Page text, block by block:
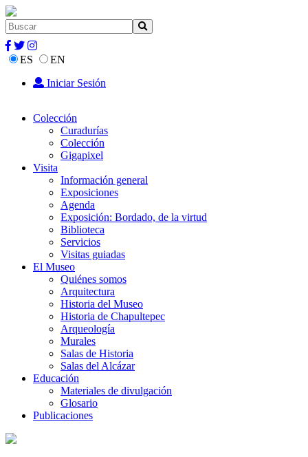
ES
EN
Iniciar Sesión
Colección
Curadurías
Colección
Gigapixel
Visita
Información general
Exposiciones
Agenda
Exposición: Bordado, de la virtud
Biblioteca
Servicios
Visitas guiadas
El Museo
Quiénes somos
Arquitectura
Historia del Museo
Historia de Chapultepec
Arqueología
Murales
Salas de Historia
Salas del Alcázar
Educación
Materiales de divulgación
Glosario
Publicaciones